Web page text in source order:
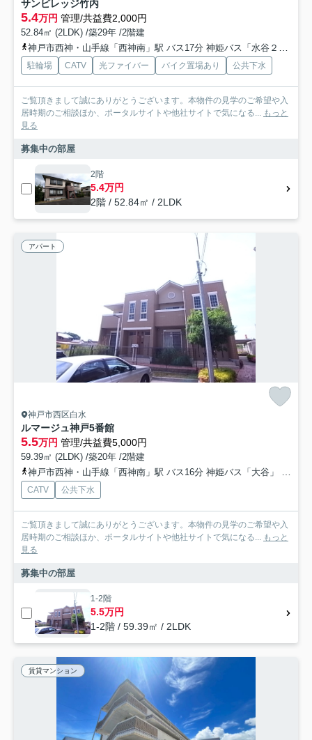
サンビレッジ竹内
5.4万円 管理/共益費2,000円
52.84㎡ (2LDK) /築29年 /2階建
神戸市西神・山手線「西神南」駅 バス17分 神姫バス「水谷２丁目」 停歩8分
駐輪場 CATV 光ファイバー バイク置場あり 公共下水
ご覧頂きまして誠にありがとうございます。本物件の見学のご希望や入
居時期のご相談ほか、ポータルサイトや他社サイトで気になる... もっと
見る
募集中の部屋
2階
5.4万円
2階 / 52.84㎡ / 2LDK
アパート
神戸市西区白水
ルマージュ神戸5番館
5.5万円 管理/共益費5,000円
59.39㎡ (2LDK) /築20年 /2階建
神戸市西神・山手線「西神南」駅 バス16分 神姫バス「大谷」 停歩2分
CATV 公共下水
ご覧頂きまして誠にありがとうございます。本物件の見学のご希望や入
居時期のご相談ほか、ポータルサイトや他社サイトで気になる... もっと
見る
募集中の部屋
1-2階
5.5万円
1-2階 / 59.39㎡ / 2LDK
賃貸マンション